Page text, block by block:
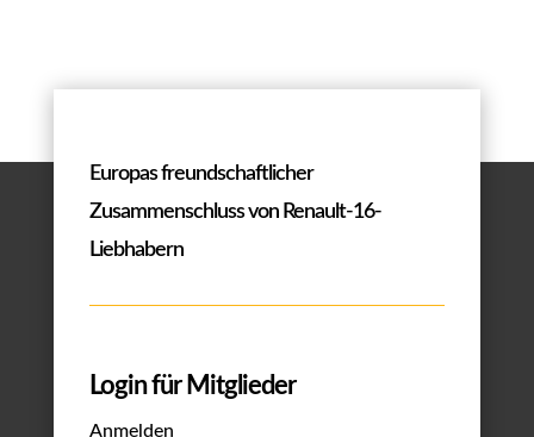
Europas freundschaftlicher
Zusammenschluss von Renault-16-
Liebhabern
Login für Mitglieder
Anmelden